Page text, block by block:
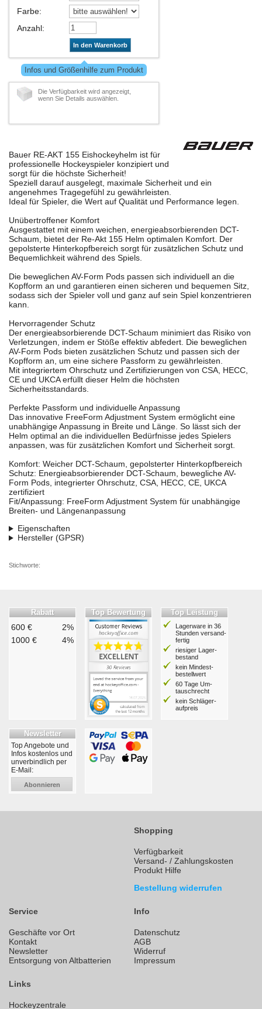
Farbe:
Anzahl:
In den Warenkorb
Infos und Größenhilfe zum Produkt
Die Verfügbarkeit wird angezeigt,
wenn Sie Details auswählen.
Bauer RE-AKT 155 Eishockeyhelm ist für
professionelle Hockeyspieler konzipiert und
sorgt für die höchste Sicherheit!
Speziell darauf ausgelegt, maximale Sicherheit und ein
angenehmes Tragegefühl zu gewährleisten.
Ideal für Spieler, die Wert auf Qualität und Performance legen.
Unübertroffener Komfort
Ausgestattet mit einem weichen, energieabsorbierenden DCT-
Schaum, bietet der Re-Akt 155 Helm optimalen Komfort. Der
gepolsterte Hinterkopfbereich sorgt für zusätzlichen Schutz und
Bequemlichkeit während des Spiels.
Die beweglichen AV-Form Pods passen sich individuell an die
Kopfform an und garantieren einen sicheren und bequemen Sitz,
sodass sich der Spieler voll und ganz auf sein Spiel konzentrieren
kann.
Hervorragender Schutz
Der energieabsorbierende DCT-Schaum minimiert das Risiko von
Verletzungen, indem er Stöße effektiv abfedert. Die beweglichen
AV-Form Pods bieten zusätzlichen Schutz und passen sich der
Kopfform an, um eine sichere Passform zu gewährleisten.
Mit integriertem Ohrschutz und Zertifizierungen von CSA, HECC,
CE und UKCA erfüllt dieser Helm die höchsten
Sicherheitsstandards.
Perfekte Passform und individuelle Anpassung
Das innovative FreeForm Adjustment System ermöglicht eine
unabhängige Anpassung in Breite und Länge. So lässt sich der
Helm optimal an die individuellen Bedürfnisse jedes Spielers
anpassen, was für zusätzlichen Komfort und Sicherheit sorgt.
Komfort: Weicher DCT-Schaum, gepolsterter Hinterkopfbereich
Schutz: Energieabsorbierender DCT-Schaum, bewegliche AV-
Form Pods, integrierter Ohrschutz, CSA, HECC, CE, UKCA
zertifiziert
Fit/Anpassung: FreeForm Adjustment System für unabhängige
Breiten- und Längenanpassung
Eigenschaften
Hersteller (GPSR)
Stichworte:
Rabatt
600 €
2%
1000 €
4%
Top Bewertung Top Leistung
Lagerware in 36
Stunden ver­sand­
fertig
riesiger Lager­
bestand
kein Mindest­
bestell­wert
60 Tage Um­
tausch­recht
kein Schläger­
aufpreis
Newsletter
Top Angebote und
Infos kostenlos und
unverbindlich per
E-Mail:
Abonnieren
Shopping
Verfügbarkeit
Versand- / Zahlungskosten
Produkt Hilfe
Bestellung widerrufen
Service
Geschäfte vor Ort
Kontakt
Newsletter
Entsorgung von Altbatterien
Info
Datenschutz
AGB
Widerruf
Impressum
Links
Hockeyzentrale